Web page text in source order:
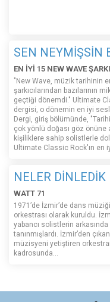
SEN NEYMİŞSİN
EN İYİ 15 NEW WAVE
"New Wave, müzik tarihinin
şarkıcılarından bazılarının
geçtiği dönemdi." Ultimate
dergisi, o dönemin en iyi
Dergi, giriş bölümünde,
çok yönlü doğası göz önüne
kişiliklere sahip solistlerle
Ultimate Classic Rock'ın en
NELER DİNLEDİK
WATT 71
1971’de İzmir’de dans
orkestrası olarak kuruldu.
yabancı solistlerin
tanınmışlardı. İzmir’den
müzisyeni yetiştiren
kadrosunda...